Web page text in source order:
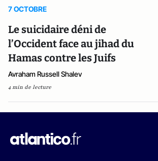
7 OCTOBRE
Le suicidaire déni de
l’Occident face au jihad du
Hamas contre les Juifs
Avraham Russell Shalev
4 min de lecture